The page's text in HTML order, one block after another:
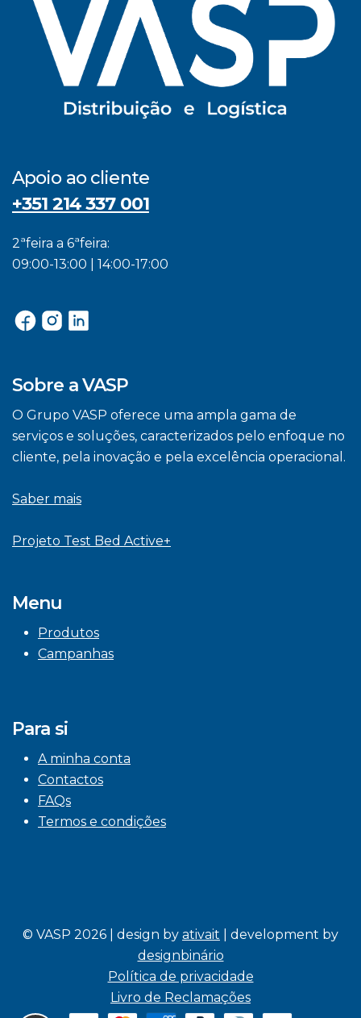
Apoio ao cliente
+351 214 337 001
2ªfeira a 6ªfeira:
09:00-13:00 | 14:00-17:00
Sobre a VASP
O Grupo VASP oferece uma ampla gama de
serviços e soluções, caracterizados pelo enfoque no
cliente, pela inovação e pela excelência operacional.
Saber mais
Projeto Test Bed Active+
Menu
Produtos
Campanhas
Para si
A minha conta
Contactos
FAQs
Termos e condições
© VASP 2026 | design by ativait | development by
designbinário
Política de privacidade
Livro de Reclamações